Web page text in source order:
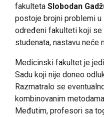
fakulteta Slobodan
postoje brojni problemi
određeni fakulteti koji se
studenata, nastavu neće
Medicinski fakultet je
Sadu koji nije doneo
Razmatralo se
kombinovanim
Međutim, profesori sa